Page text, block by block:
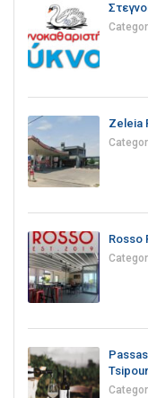
Zeleia
Rosso